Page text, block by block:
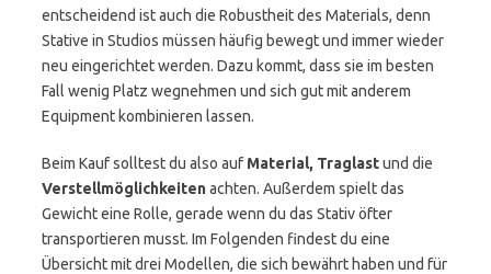
entscheidend ist auch die Robustheit des Materials, denn
Stative in Studios müssen häufig bewegt und immer wieder
neu eingerichtet werden. Dazu kommt, dass sie im besten
Fall wenig Platz wegnehmen und sich gut mit anderem
Equipment kombinieren lassen.
Beim Kauf solltest du also auf Material, Traglastund die
Verstellmöglichkeitenachten. Außerdem spielt das
Gewicht eine Rolle, gerade wenn du das Stativ öfter
transportieren musst. Im Folgenden findest du eine
Übersicht mit drei Modellen, die sich bewährt haben und für